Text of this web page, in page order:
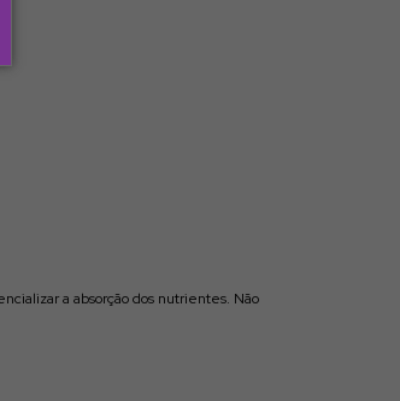
a absorção dos nutrientes. Não